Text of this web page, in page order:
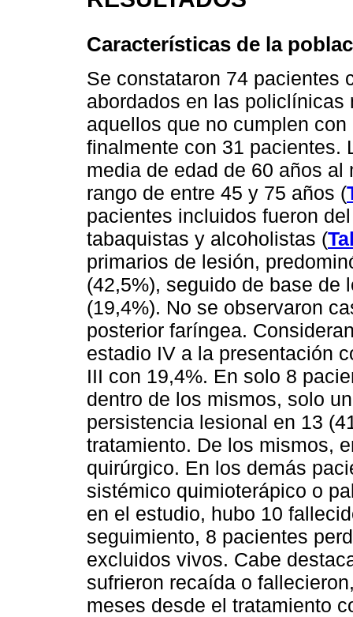
Características de la
Se constataron 74 pacientes
abordados en las
aquellos que no cumplen
finalmente con 31 pacientes.
media de edad de 60 años
rango de entre 45 y 75 años (
pacientes incluidos fueron
tabaquistas y alcoholistas (
primarios de lesión,
(42,5%), seguido de base de
(19,4%). No se observaron
posterior faríngea.
estadio IV a la presentación
III con 19,4%. En solo 8
dentro de los mismos, solo
persistencia lesional en 13
tratamiento. De los mismos,
quirúrgico. En los demás
sistémico quimioterápico o
en el estudio, hubo 10
seguimiento, 8 pacientes
excluidos vivos. Cabe
sufrieron recaída o
meses desde el tratamiento